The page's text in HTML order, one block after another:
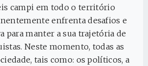
campi em todo o território
enfrenta desafios e
para manter a sua trajetória de
Neste momento, todas as
tais como: os políticos, a